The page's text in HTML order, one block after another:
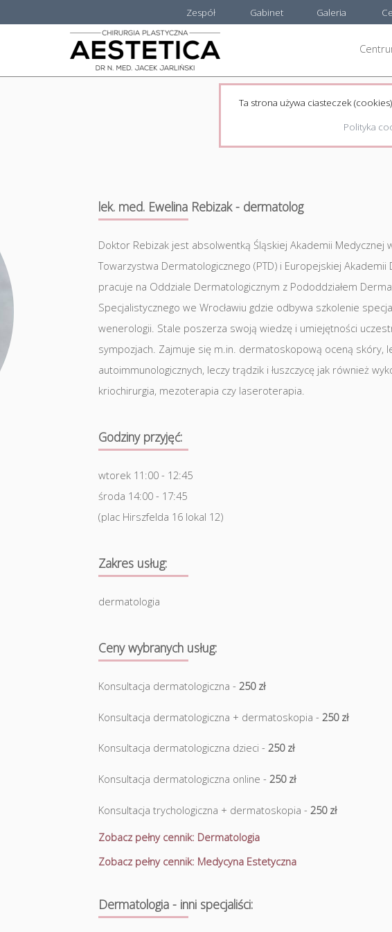
Galeria
Gabinet
Zespół
lek. med. Ewelina Rebizak - dermatolog
Doktor Rebizak jest absolwentką Śląskiej Akademii Medycznej
Towarzystwa Dermatologicznego (PTD) i Europejskiej
pracuje na Oddziale Dermatologicznym z Pododdziałem
Specjalistycznego we Wrocławiu gdzie odbywa szkolenie
wenerologii. Stale poszerza swoją wiedzę i umiejętności
sympozjach. Zajmuje się m.in. dermatoskopową oceną skóry,
autoimmunologicznych, leczy trądzik i łuszczycę jak również
kriochirurgia, mezoterapia czy laseroterapia.
Godziny przyjęć:
wtorek 11:00 - 12:45
środa 14:00 - 17:45
(plac Hirszfelda 16 lokal 12)
Zakres usług:
dermatologia
Ceny wybranych usług:
Konsultacja dermatologiczna -250 zł
Konsultacja dermatologiczna + dermatoskopia - 250 zł
Konsultacja dermatologiczna dzieci -250 zł
Konsultacja dermatologiczna online - 250 zł
Konsultacja trychologiczna + dermatoskopia - 250 zł
Zobacz pełny cennik: Dermatologia
Zobacz pełny cennik: Medycyna Estetyczna
Dermatologia - inni specjaliści:
Ta strona używa ciasteczek
Polityka